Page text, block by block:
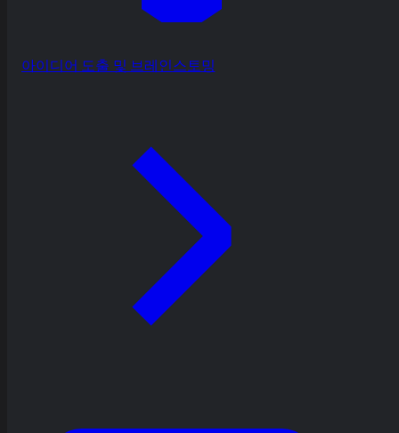
아이디어 도출 및 브레인스토밍